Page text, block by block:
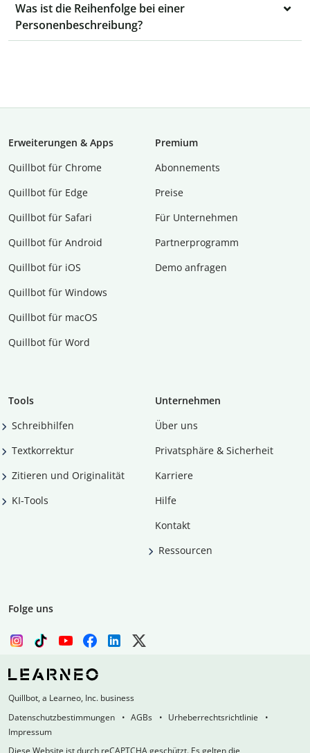
Was ist die Reihenfolge bei einer
Personenbeschreibung?
Erweiterungen & Apps
Quillbot für Chrome
Quillbot für Edge
Quillbot für Safari
Quillbot für Android
Quillbot für iOS
Quillbot für Windows
Quillbot für macOS
Quillbot für Word
Premium
Abon­ne­ments
Preise
Für Unternehmen
Partnerprogramm
Demo anfragen
Tools
Schreibhilfen
Textkorrektur
Zitieren und Originalität
KI-Tools
Unternehmen
Über uns
Privatsphäre & Sicherheit
Karriere
Hilfe
Kontakt
Ressourcen
Folge uns
Quillbot, a Learneo, Inc. business
Datenschutzbestimmungen
AGBs
Urheberrechtsrichtlinie
Impressum